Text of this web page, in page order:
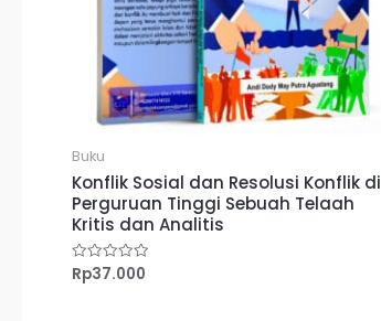
Buku
Konflik Sosial dan Resolusi Konflik di
Perguruan Tinggi Sebuah Telaah
Kritis dan Analitis
Dinilai
0
Rp37.000